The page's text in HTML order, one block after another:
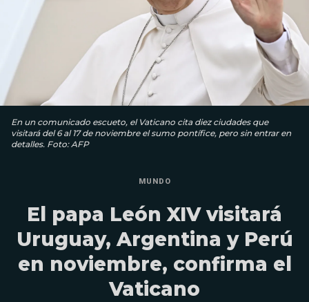
En un comunicado escueto, el Vaticano cita diez ciudades que
visitará del 6 al 17 de noviembre el sumo pontífice, pero sin entrar en
detalles. Foto: AFP
MUNDO
El papa León XIV visitará
Uruguay, Argentina y Perú
en noviembre, confirma el
Vaticano